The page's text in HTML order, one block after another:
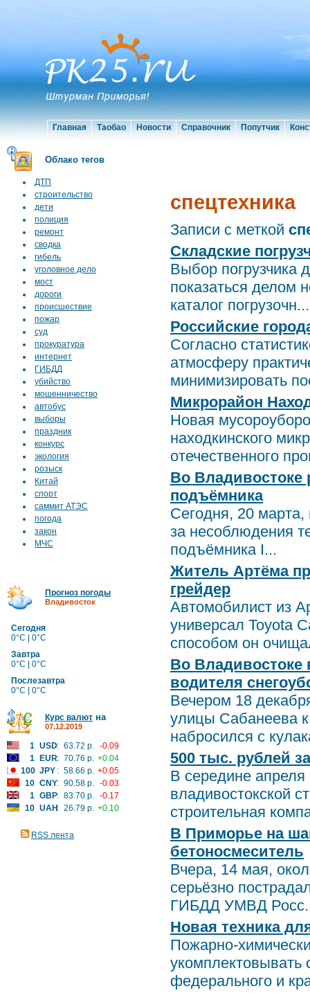
Главная Таобао Новости Справочник Попутчик
Облако тегов
ДТП
строительство
дети
полиция
ремонт
сводка
гибель
уголовное дело
мост
дороги
происшествие
пожар
суд
прокуратура
интернет
ГИБДД
убийство
мошенничество
автобус
выборы
праздник
конкурс
экология
розыск
Китай
спорт
саммит АТЭС
погода
закон
МЧС
Прогноз погоды
Владивосток
Сегодня
0°C | 0°C
Завтра
0°C | 0°C
Послезавтра
0°C | 0°C
Курс валют на
07.12.2019
1 USD: 63.72 р. -0.09
1
EUR: 70.76 р. +0.04
100 JPY : 58.66 р. +0.05
10 CNY: 90.58 р. -0.03
1 GBP: 83.70 р. -0.17
10 UAH: 26.79 р. +0.10
RSS лента
спецтехника
Записи с меткой
Складские
Выбор погрузчика
показаться делом
каталог погрузочн...
Российские
Согласно
атмосферу
минимизировать
Микрорайон
Новая
находкинского
отечественного
Во Владивостоке
подъёмника
Сегодня, 20
за несоблюдения
подъёмника I...
Житель Артёма
грейдер
Автомобилист из
универсал Toyota
способом он
Во Владивостоке
водителя
Вечером 18
улицы Сабанеева
набросился с
500 тыс. рублей
В середине апреля
владивостокской
строительная
В Приморье на
бетоносмеситель
Вчера, 14 мая,
серьёзно
ГИБДД УМВД
Новая техника
Пожарно-
укомплектовывать
федерального и